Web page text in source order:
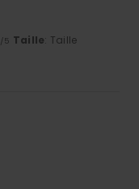
/5 Taille: Taille